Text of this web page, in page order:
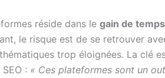
réside dans le gain de temps
le risque est de se retrouver
trop éloignées. La clé
: « Ces plateformes sont un